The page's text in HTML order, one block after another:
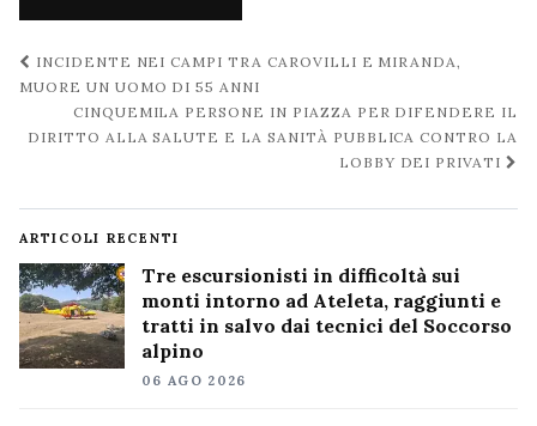
Navigazione
post
INCIDENTE NEI CAMPI TRA CAROVILLI E MIRANDA,
MUORE UN UOMO DI 55 ANNI
CINQUEMILA PERSONE IN PIAZZA PER DIFENDERE IL
DIRITTO ALLA SALUTE E LA SANITÀ PUBBLICA CONTRO LA
LOBBY DEI PRIVATI
ARTICOLI RECENTI
Tre escursionisti in difficoltà sui
monti intorno ad Ateleta, raggiunti e
tratti in salvo dai tecnici del Soccorso
alpino
06 AGO 2026